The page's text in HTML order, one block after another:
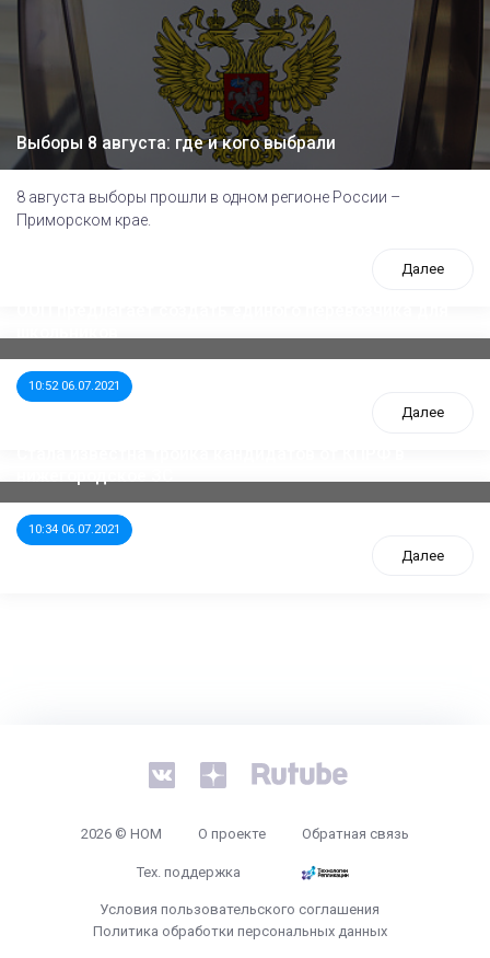
Выборы 8 августа: где и кого выбрали
8 августа выборы прошли в одном регионе России –
Приморском крае.
Далее
10:52 06.07.2021
Далее
10:34 06.07.2021
Далее
2026 © НОМ О проекте Обратная связь
Тех. поддержка
Условия пользовательского соглашения
Политика обработки персональных данных